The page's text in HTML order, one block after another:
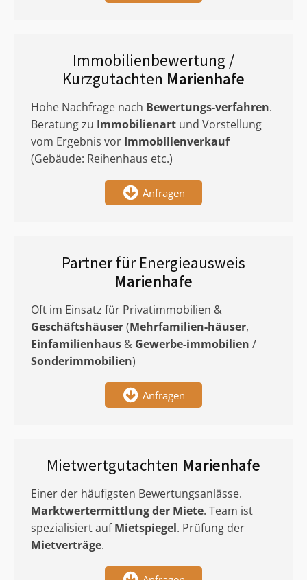
Immobilienbewertung /
Kurzgutachten Marienhafe
Hohe Nachfrage nach Bewertungs-verfahren.
Beratung zu Immobilienart und Vorstellung
vom Ergebnis vor Immobilienverkauf
(Gebäude: Reihenhaus etc.)
Anfragen
Partner für Energieausweis
Marienhafe
Oft im Einsatz für Privatimmobilien &
Geschäftshäuser(Mehrfamilien-häuser,
Einfamilienhaus & Gewerbe-immobilien /
Sonderimmobilien)
Anfragen
Mietwertgutachten Marienhafe
Einer der häufigsten Bewertungsanlässe.
Marktwertermittlungder Miete. Team ist
spezialisiert aufMietspiegel. Prüfung der
Mietverträge.